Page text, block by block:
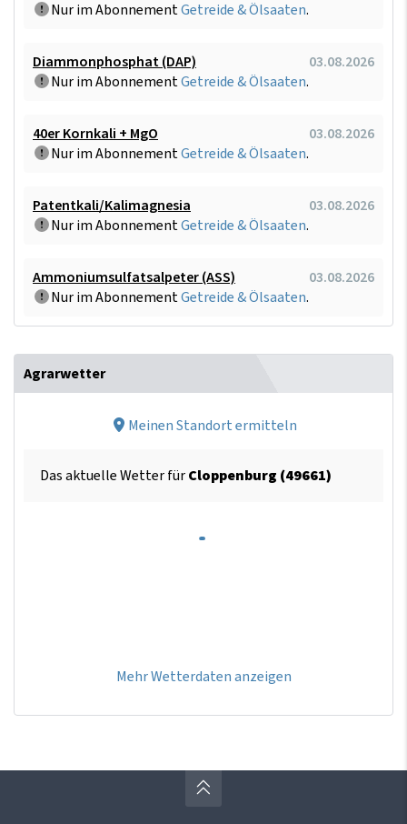
Nur im AbonnementGetreide & Ölsaaten.
Diammonphosphat (DAP)
03.08.2026
Nur im AbonnementGetreide & Ölsaaten.
40er Kornkali + MgO
03.08.2026
Nur im AbonnementGetreide & Ölsaaten.
Patentkali/Kalimagnesia
03.08.2026
Nur im AbonnementGetreide & Ölsaaten.
Ammoniumsulfatsalpeter (ASS)
03.08.2026
Nur im AbonnementGetreide & Ölsaaten.
Agrarwetter
Meinen Standort ermitteln
Das aktuelle Wetter fürCloppenburg (49661)
Mehr Wetterdaten anzeigen